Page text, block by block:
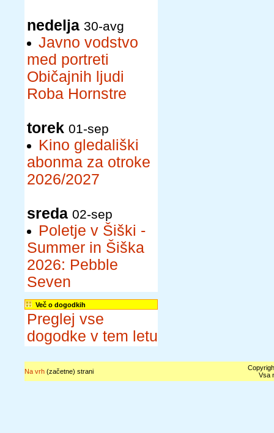
nedelja 30-avg
Javno vodstvo
med portreti
Običajnih ljudi
Roba Hornstre
torek 01-sep
Kino gledališki
abonma za otroke
2026/2027
sreda 02-sep
Poletje v Šiški -
Summer in Šiška
2026: Pebble
Seven
Več o dogodkih
Preglej vse
dogodke v tem letu
Na vrh(začetne) strani
Vsa